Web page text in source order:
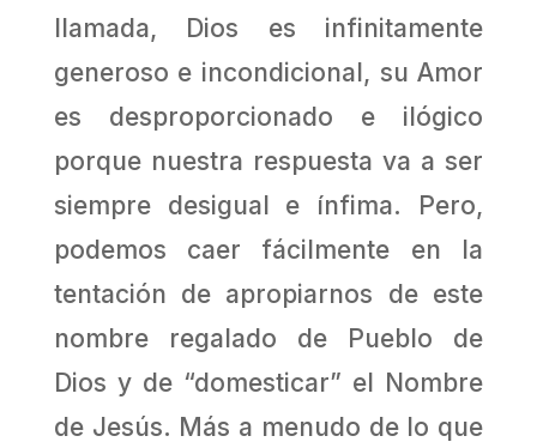
llamada, Dios es infinitamente
generoso e incondicional, su Amor
es desproporcionado e ilógico
porque nuestra respuesta va a ser
siempre desigual e ínfima. Pero,
podemos caer fácilmente en la
tentación de apropiarnos de este
nombre regalado de Pueblo de
Dios y de “domesticar” el Nombre
de Jesús. Más a menudo de lo que